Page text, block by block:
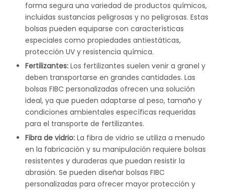
forma segura una variedad de productos químicos,
incluidas sustancias peligrosas y no peligrosas. Estas
bolsas pueden equiparse con características
especiales como propiedades antiestáticas,
protección UV y resistencia química.
Fertilizantes: Los fertilizantes suelen venir a granel y
deben transportarse en grandes cantidades. Las
bolsas FIBC personalizadas ofrecen una solución
ideal, ya que pueden adaptarse al peso, tamaño y
condiciones ambientales específicas requeridas
para el transporte de fertilizantes.
Fibra de vidrio: La fibra de vidrio se utiliza a menudo
en la fabricación y su manipulación requiere bolsas
resistentes y duraderas que puedan resistir la
abrasión. Se pueden diseñar bolsas FIBC
personalizadas para ofrecer mayor protección y